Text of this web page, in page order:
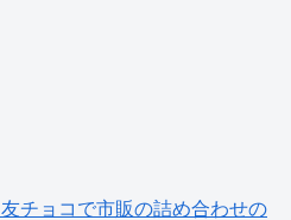
友チョコで市販の詰め合わせの